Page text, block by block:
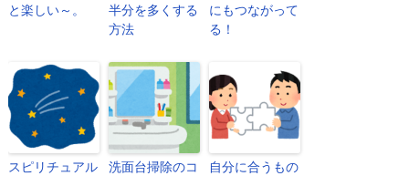
と楽しい～。
半分を多くする
方法
にもつながって
る！
スピリチュアル
洗面台掃除のコ
自分に合うもの